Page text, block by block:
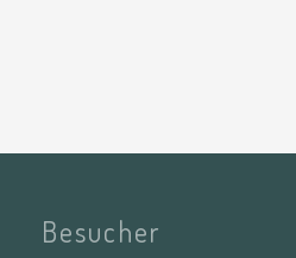
Besucher